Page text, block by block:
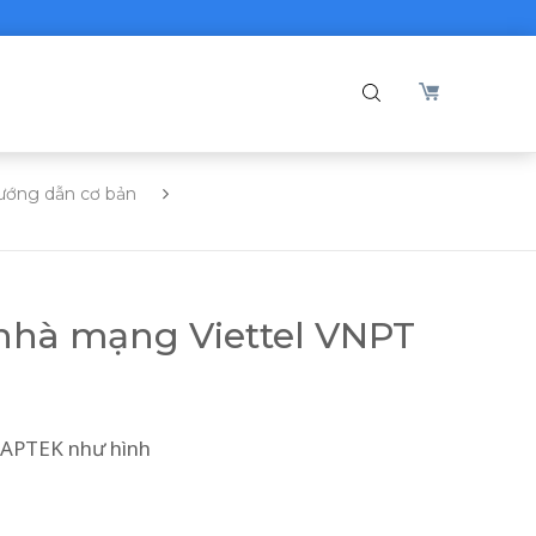
dẫn cơ bản
mạng Viettel VNPT
như hình